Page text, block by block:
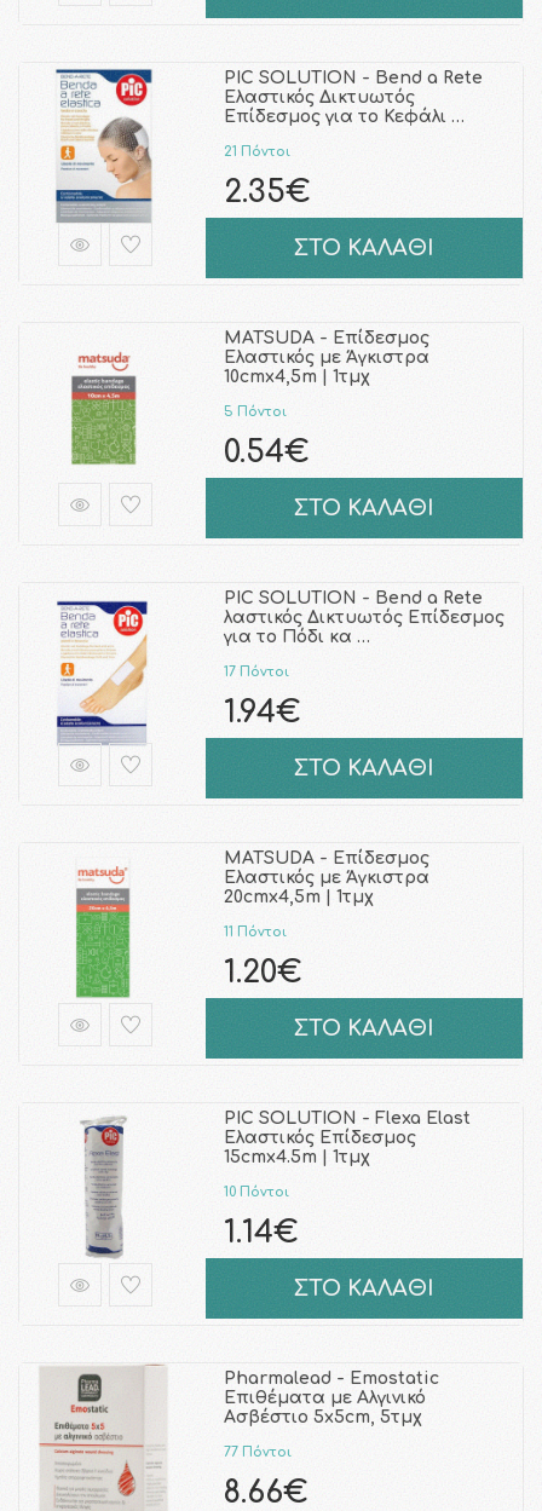
PIC SOLUTION - Bend a Rete
Ελαστικός Δικτυωτός
Επίδεσμος για το Κεφάλι …
21 Πόντοι
2.35€
ΣΤΟ ΚΑΛΑΘΙ
MATSUDA - Επίδεσμος
Ελαστικός με Άγκιστρα
10cmx4,5m | 1τμχ
5 Πόντοι
0.54€
ΣΤΟ ΚΑΛΑΘΙ
PIC SOLUTION - Bend a Rete
λαστικός Δικτυωτός Επίδεσμος
για το Πόδι κα …
17 Πόντοι
1.94€
ΣΤΟ ΚΑΛΑΘΙ
MATSUDA - Επίδεσμος
Ελαστικός με Άγκιστρα
20cmx4,5m | 1τμχ
11 Πόντοι
1.20€
ΣΤΟ ΚΑΛΑΘΙ
PIC SOLUTION - Flexa Elast
Ελαστικός Επίδεσμος
15cmx4.5m | 1τμχ
10 Πόντοι
1.14€
ΣΤΟ ΚΑΛΑΘΙ
Pharmalead - Emostatic
Επιθέματα με Αλγινικό
Ασβέστιο 5x5cm, 5τμχ
77 Πόντοι
8.66€